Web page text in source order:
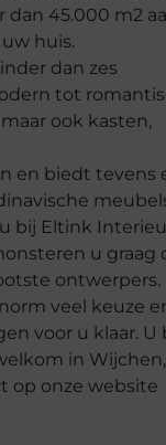
dan 45.000 m2
huis.
dan zes
tot
ook kasten,
en biedt tevens
bij Eltink
u graag
ontwerpers.
veel keuze
voor u klaar. U
in Wijchen,
op onze website